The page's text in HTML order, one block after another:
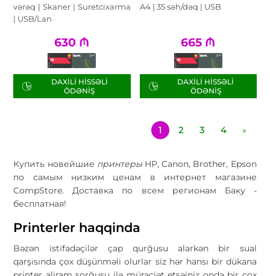
vərəq | Skaner | Suretcixarma
| USB/Lan
630 ₼
DAXILI HISSƏLI
ÖDƏNIŞ
A4 | 35 səh/dəq | USB
665 ₼
DAXILI HISSƏLI
ÖDƏNIŞ
1 2 3 4 »
Купить новейшие принтерыHP, Canon, Brother, Epson
по самым низким ценам в интернет магазине
CompStore. Доставка по всем регионам Баку -
бесплатная!
Printerler haqqinda
Bəzən istifadəçilər çap qurğusu alarkən bir sual
qarşısında çox düşünməli olurlar siz hər hansı bir dükana